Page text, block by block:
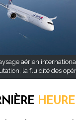
aérien
la fluidité des
HEURE